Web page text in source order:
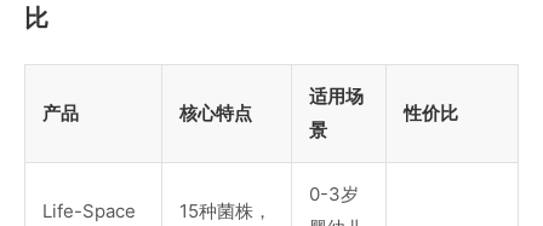
比
产品 核心特点
适用场
景
性价比
Life-Space
15种菌株，
0-3岁